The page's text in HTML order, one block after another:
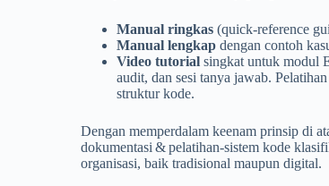
Manual ringkas(quick‑reference
Manual lengkapdengan contoh
Video tutorialsingkat untuk modul
audit, dan sesi tanya jawab.
struktur kode.
Dengan memperdalam keenam prinsip di
dokumentasi & pelatihan-sistem kode
organisasi, baik tradisional maupun digital.